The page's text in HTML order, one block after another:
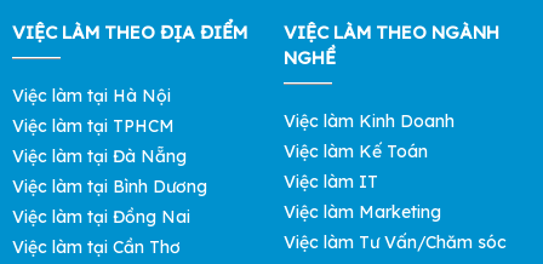
VIỆC LÀM THEO ĐỊA ĐIỂM
Việc làm tại Hà Nội
Việc làm tại TPHCM
Việc làm tại Đà Nẵng
Việc làm tại Bình Dương
Việc làm tại Đồng Nai
Việc làm tại Cần Thơ
VIỆC LÀM THEO NGÀNH
NGHỀ
Việc làm Kinh Doanh
Việc làm Kế Toán
Việc làm IT
Việc làm Marketing
Việc làm Tư Vấn/Chăm sóc